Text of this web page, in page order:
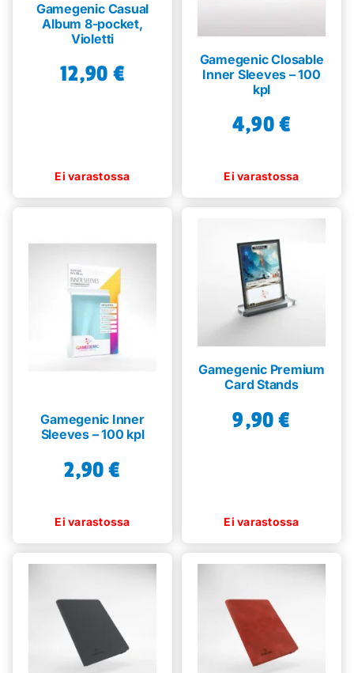
Gamegenic Casual
Album 8-pocket,
Violetti
12,90 €
Gamegenic Closable
Inner Sleeves – 100
kpl
4,90€
Gamegenic Inner
Sleeves – 100 kpl
2,90€
Gamegenic Premium
Card Stands
9,90€